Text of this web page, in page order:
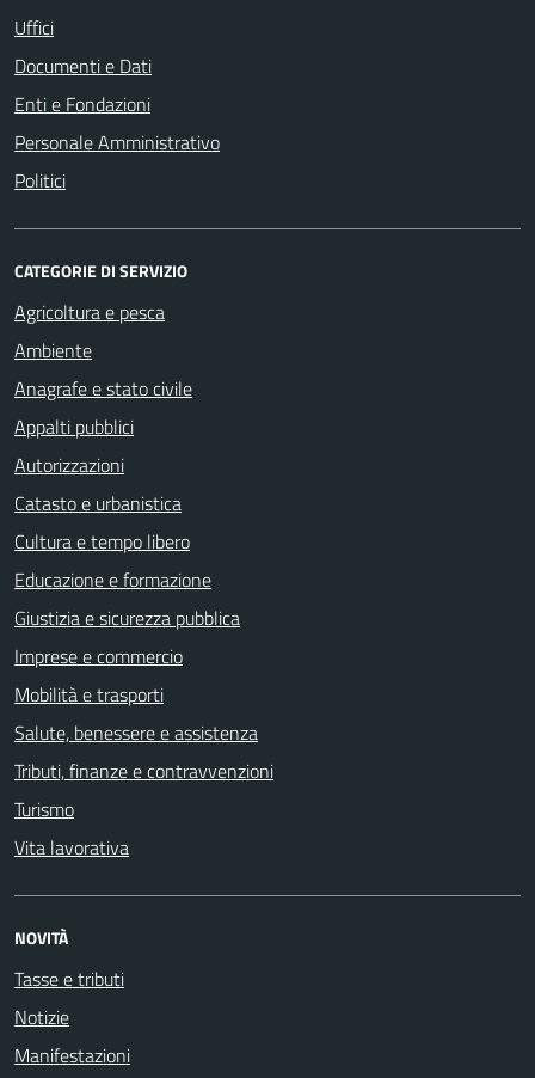
Uffici
Documenti e Dati
Enti e Fondazioni
Personale Amministrativo
Politici
CATEGORIE DI SERVIZIO
Agricoltura e pesca
Ambiente
Anagrafe e stato civile
Appalti pubblici
Autorizzazioni
Catasto e urbanistica
Cultura e tempo libero
Educazione e formazione
Giustizia e sicurezza pubblica
Imprese e commercio
Mobilità e trasporti
Salute, benessere e assistenza
Tributi, finanze e contravvenzioni
Turismo
Vita lavorativa
NOVITÀ
Tasse e tributi
Notizie
Manifestazioni